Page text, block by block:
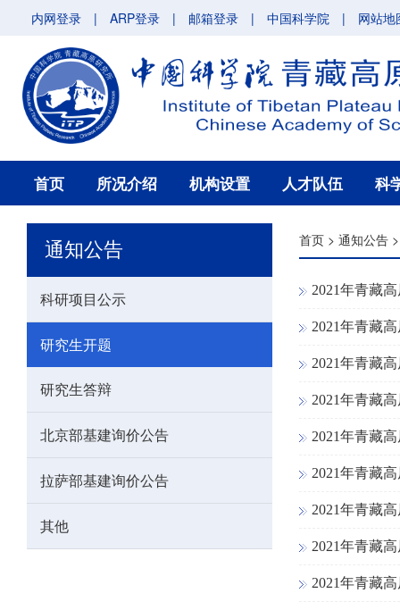
内网登录 | ARP登录 | 邮箱登录 | 中国科学院 | 网站地
首页 所况介绍 机构设置 人才队伍 科
通知公告
科研项目公示
研究生开题
研究生答辩
北京部基建询价公告
拉萨部基建询价公告
其他
首页 > 通知公告
2021年青藏
2021年青藏
2021年青藏
2021年青藏
2021年青藏
2021年青藏
2021年青藏
2021年青藏
2021年青藏